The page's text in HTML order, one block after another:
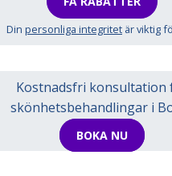
Din personliga integritet är viktig
Kostnadsfri konsultation
skönhetsbehandlingar i
BOKA NU